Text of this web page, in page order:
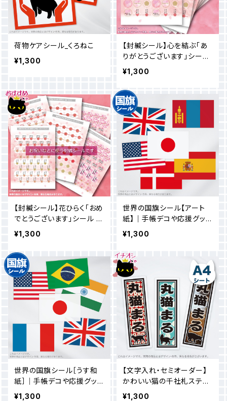
荷物ケアシール_くろねこ
¥1,300
【封緘シール】心を結ぶ「あ
りがとうございます」シール
／ 花と水引デザイン（288
枚）
¥1,300
【封緘シール】花ひらく「おめ
でとうございます」シール ／
花と水引デザイン（240枚）
¥1,300
世界の国旗シール【アート
紙】｜手帳デコや応援グッズ
に！パキッと映えるミニステ
ッカー
¥1,300
世界の国旗シール［うす和
紙］｜手帳デコや応援グッズ
に！優しく馴染む和紙ステッ
¥1,300
【文字入れ・セミオーダー】
かわいい猫の千社札ステッ
カー_A4シート
¥1,300